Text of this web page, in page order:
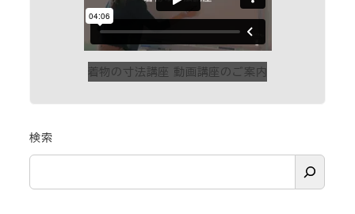
着物の寸法講座 動画講座のご案内
検索